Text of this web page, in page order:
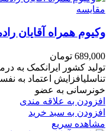
مقایسه
وکیوم همراه آقایان
689,000 تومان
تولید کشور ایرانکمک به
تناسلیافزایش اعتماد به
خونرسانی به عضو
افزودن به علاقه مندی
افزودن به سبد خرید
مشاهده سریع